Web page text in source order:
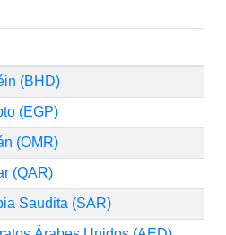
(BHD)
(EGP)
(OMR)
(QAR)
Saudita (SAR)